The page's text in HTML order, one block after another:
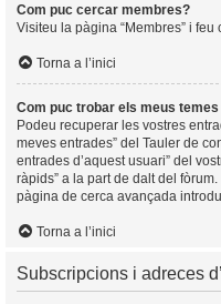
Com puc cercar membres?
Visiteu la pàgina “Membres” i feu
Torna a l’inici
Com puc trobar els meus
Podeu recuperar les vostres
meves entrades” del Tauler de
entrades d’aquest usuari” del
ràpids” a la part de dalt del
pàgina de cerca avançada
Torna a l’inici
Subscripcions i adreces